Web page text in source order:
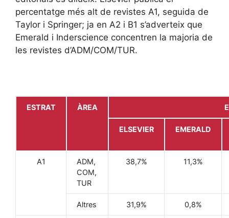
percentatge més alt de revistes A1, seguida de
Taylor i Springer; ja en A2 i B1 s’adverteix que
Emerald i Inderscience concentren la majoria de
les revistes d’ADM/COM/TUR.
ESTRAT ÀREA
ELSEVIER EMERALD
A1
ADM,
COM,
TUR
38,7% 11,3%
Altres 31,9% 0,8%